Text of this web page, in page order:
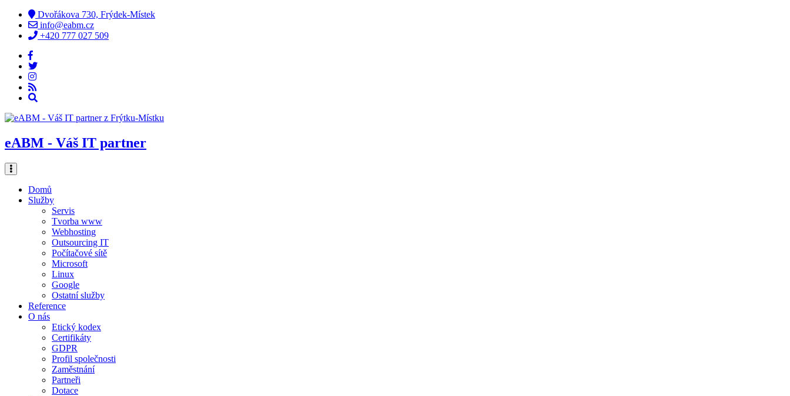
Dvořákova 730, Frýdek-Místek
info@eabm.cz
+420 777 027 509
eABM - Váš IT partner
Domů
Služby
Servis
Tvorba www
Webhosting
Outsourcing IT
Počítačové sítě
Microsoft
Linux
Google
Ostatní služby
Reference
O nás
Etický kodex
Certifikáty
GDPR
Profil společnosti
Zaměstnání
Partneři
Dotace